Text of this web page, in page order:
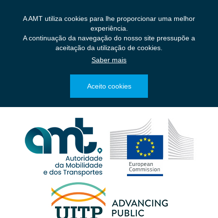
A AMT utiliza cookies para lhe proporcionar uma melhor
experiência.
A continuação da navegação do nosso site pressupõe a
aceitação da utilização de cookies.
Saber mais
Aceito cookies